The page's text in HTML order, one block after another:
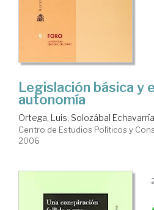
Legislación básica y
autonomía
Ortega, Luis; Solozábal
Centro de Estudios Políticos y
2006